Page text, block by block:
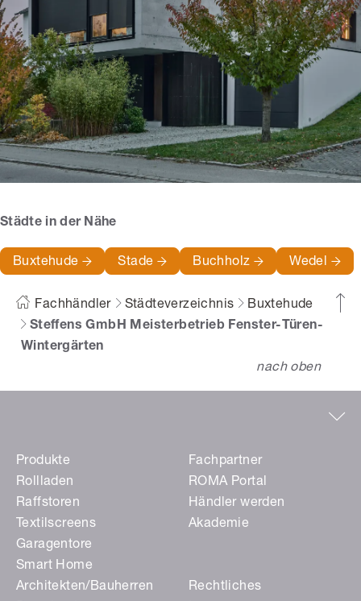
Städte in der Nähe
Buxtehude Stade Buchholz Wedel
Fachhändler Städteverzeichnis
Buxtehude
Steffens GmbH Meisterbetrieb Fenster-Türen-
Wintergärten
nach oben
Produkte
Rollladen
Raffstoren
Textilscreens
Garagentore
Smart Home
Fachpartner
ROMA Portal
Händler werden
Akademie
Architekten/Bauherren
Rechtliches